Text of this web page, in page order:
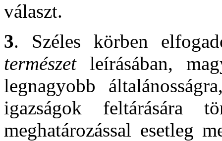
választ.
3. Széles körben
természetleírásában,
legnagyobb
igazságok feltárására
meghatározással esetleg